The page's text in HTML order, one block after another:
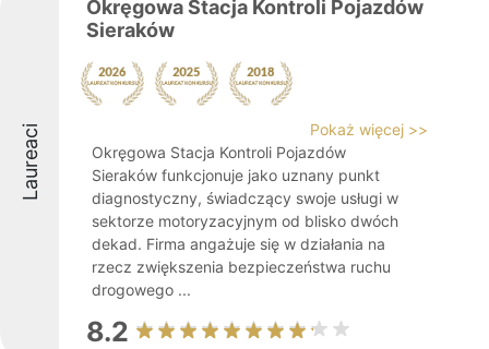
Laureaci
Okręgowa Stacja Kontroli Pojazdów
Sieraków
Pokaż więcej >>
Okręgowa Stacja Kontroli Pojazdów
Sieraków funkcjonuje jako uznany punkt
diagnostyczny, świadczący swoje usługi w
sektorze motoryzacyjnym od blisko dwóch
dekad. Firma angażuje się w działania na
rzecz zwiększenia bezpieczeństwa ruchu
drogowego ...
8.2